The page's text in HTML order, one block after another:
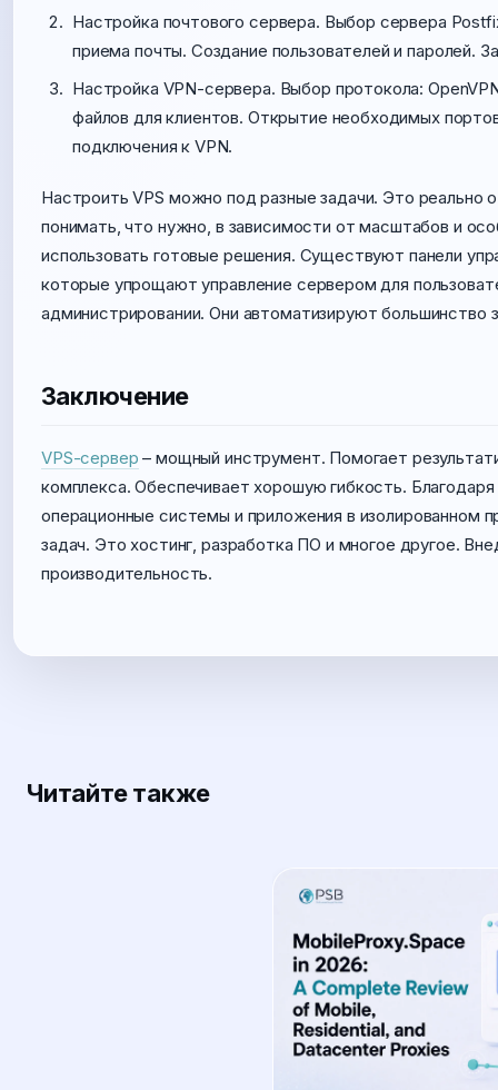
Настройка почтового сервера. Выбор сервера
приема почты. Создание пользователей и паролей.
Настройка VPN-сервера. Выбор протокола:
файлов для клиентов. Открытие необходимых
подключения к VPN.
Настроить VPS можно под разные задачи. Это
понимать, что нужно, в зависимости от масштабов и
использовать готовые решения. Существуют панели
которые упрощают управление сервером для
администрировании. Они автоматизируют большинство
Заключение
VPS-сервер – мощный инструмент. Помогает
комплекса. Обеспечивает хорошую гибкость.
операционные системы и приложения в
задач. Это хостинг, разработка ПО и многое другое.
производительность.
Читайте также